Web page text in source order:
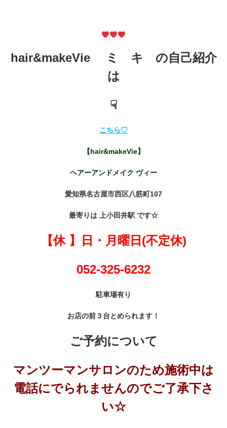
hair&makeVie ミ キ の自己紹介
は
☟
こちら♡
【hair&makeVie】
ヘアーアンドメイク ヴィー
愛知県名古屋市西区八筋町107
最寄りは 上小田井駅 です☆
【休 】日・月曜日(不定休)
052-325-6232
駐車場有り
お店の前３台とめられます！
ご予約について
マンツーマンサロンのため施術中は
電話にでられませんのでご了承下さ
い☆